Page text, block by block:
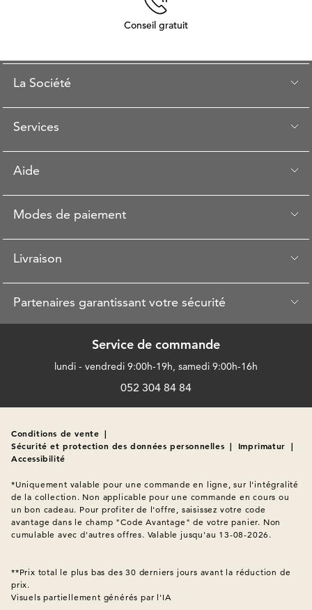
Conseil gratuit
La Société
Services
Aide
Modes de paiement
Livraison
Partenaires garantissant votre sécurité
Service de commande
lundi - vendredi 9:00h-19h, samedi 9:00h-16h
052 304 84 84
Conditions de vente |
Sécurité et protection des données personnelles | Imprimatur |
Accessibilité
*Uniquement valable pour une commande en ligne, sur l'intégralité
de la collection. Non applicable pour une commande en cours ou
un bon cadeau. Pour profiter de l'offre, saisissez votre code
avantage dans le champ "Code Avantage" de votre panier. Non
cumulable avec d'autres offres. Valable jusqu'au 13-08-2026.
**Prix total le plus bas des 30 derniers jours avant la réduction de
Visuels partiellement générés par l'IA